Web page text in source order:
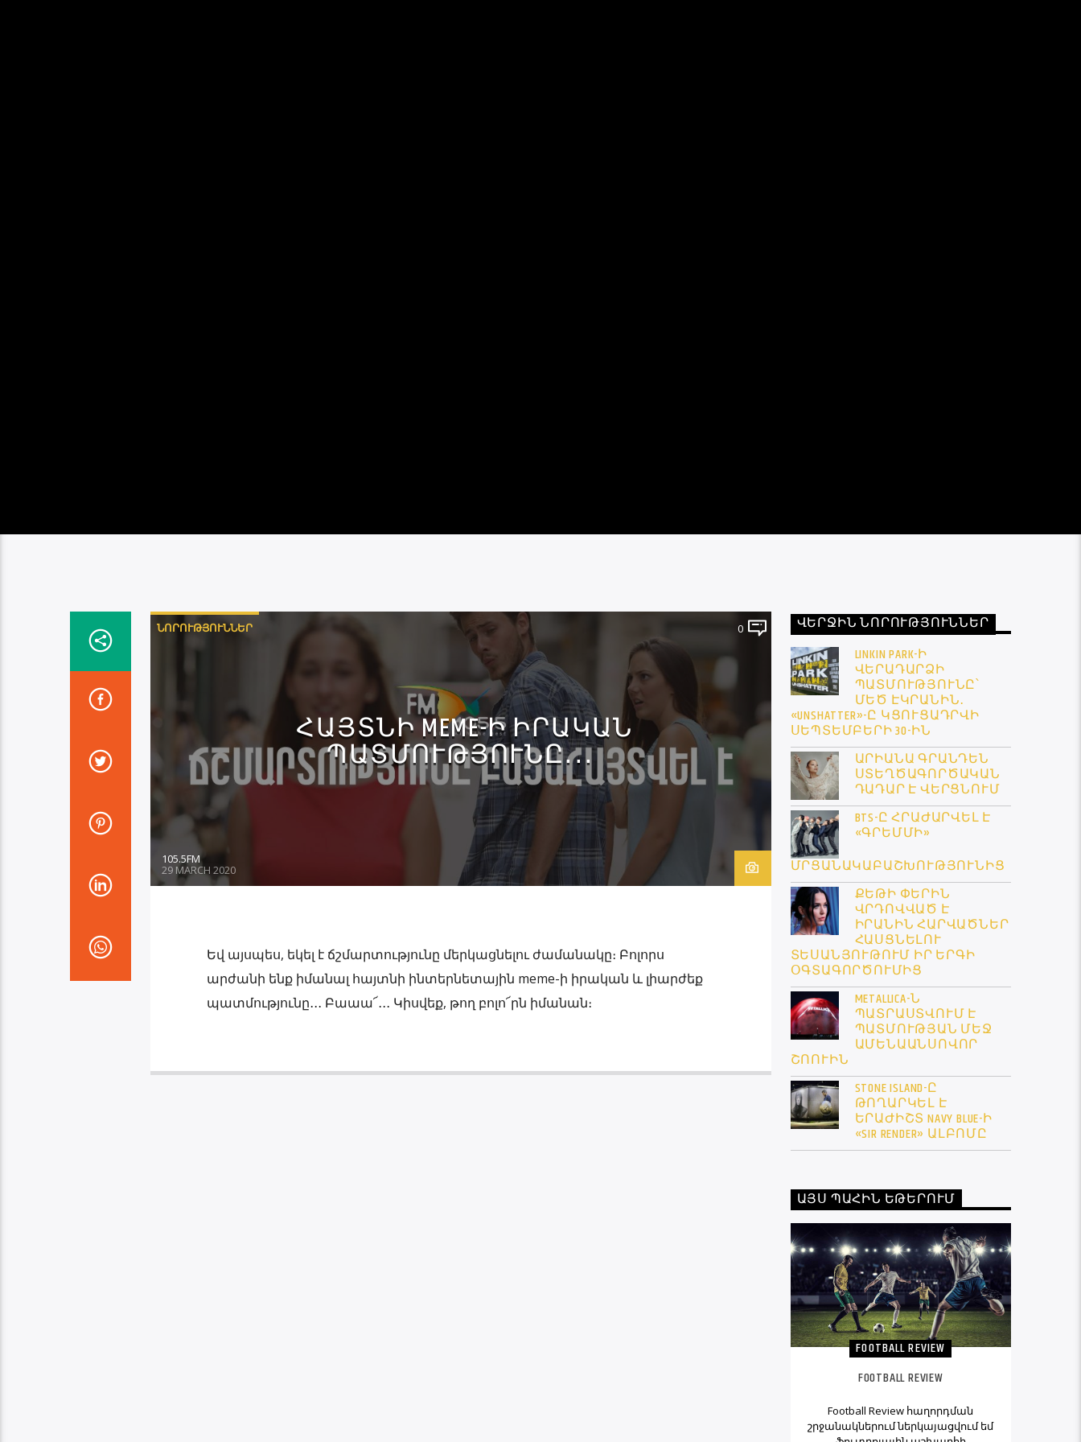
ՆՈՐՈՒԹՅՈՒՆՆԵՐ 0
ՀԱՅՏՆԻ MEME-Ի ԻՐԱԿԱՆ
ՊԱՏՄՈՒԹՅՈՒՆԸ․․․
105.5FM
29 MARCH 2020
Եվ այսպես, եկել է ճշմարտությունը մերկացնելու ժամանակը։ Բոլորս
արժանի ենք իմանալ հայտնի ինտերնետային meme-ի իրական և լիարժեք
պատմությունը․․․ Բաաա՜․․․ Կիսվեք, թող բոլո՜րն իմանան։
ՎԵՐՋԻՆ ՆՈՐՈՒԹՅՈՒՆՆԵՐ
LINKIN PARK-Ի
ՎԵՐԱԴԱՐՁԻ
ՊԱՏՄՈՒԹՅՈՒՆԸ՝
ՄԵԾ ԷԿՐԱՆԻՆ․
«UNSHATTER»-Ը ԿՑՈՒՑԱԴՐՎԻ
ՍԵՊՏԵՄԲԵՐԻ 30-ԻՆ
ԱՐԻԱՆԱ ԳՐԱՆԴԵՆ
ՍՏԵՂԾԱԳՈՐԾԱԿԱՆ
ԴԱԴԱՐ Է ՎԵՐՑՆՈՒՄ
BTS-Ը ՀՐԱԺԱՐՎԵԼ Է
«ԳՐԵՄՄԻ»
ՄՐՑԱՆԱԿԱԲԱՇԽՈՒԹՅՈՒՆԻՑ
ՔԵԹԻ ՓԵՐԻՆ
ՎՐԴՈՎՎԱԾ Է
ԻՐԱՆԻՆ ՀԱՐՎԱԾՆԵՐ
ՀԱՍՑՆԵԼՈՒ
ՏԵՍԱՆՅՈՒԹՈՒՄ ԻՐ ԵՐԳԻ
ՕԳՏԱԳՈՐԾՈՒՄԻՑ
METALLICA-Ն
ՊԱՏՐԱՍՏՎՈՒՄ Է
ՊԱՏՄՈՒԹՅԱՆ ՄԵՋ
ԱՄԵՆԱԱՆՍՈՎՈՐ
ՇՈՈՒԻՆ
STONE ISLAND-Ը
ԹՈՂԱՐԿԵԼ Է
ԵՐԱԺԻՇՏ NAVY BLUE-Ի
«SIR RENDER» ԱԼԲՈՄԸ
ԱՅՍ ՊԱՀԻՆ ԵԹԵՐՈՒՄ
FOOTBALL REVIEW
FOOTBALL REVIEW
Football Review հաղորդման
շրջանակներում ներկայացվում եմ